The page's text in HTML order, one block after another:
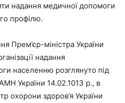
надання медичної допомоги
профілю.
Прем’єр-міністра України
надання
населенню розглянуто під
України 14.02.1013 р., в
охорони здоров’я України